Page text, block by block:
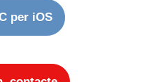
per iOS